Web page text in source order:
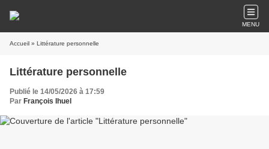
MENU
Accueil » Littérature personnelle
Littérature personnelle
Publié le 14/05/2026 à 17:59
Par François Ihuel